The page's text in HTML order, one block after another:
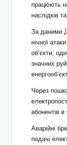
працюють
наслідків
За даними
нічної
об’єкти,
значних
Через
абонентів в
Аварійні
подачі